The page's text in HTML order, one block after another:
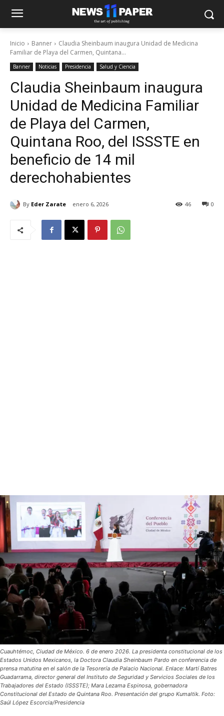
Inicio Banner
Claudia Sheinbaum inaugura Unidad de Medicina
Familiar de Playa del Carmen, Quintana...
Banner Noticias Presidencia Salud y Ciencia
Claudia Sheinbaum inaugura
Unidad de Medicina Familiar
de Playa del Carmen,
Quintana Roo, del ISSSTE en
beneficio de 14 mil
derechohabientes
By Eder Zarate enero 6, 2026 0
46
Cuauhtémoc, Ciudad de México. 6 de enero 2026. La presidenta constitucional de los
Estados Unidos Mexicanos, la Doctora Claudia Sheinbaum Pardo en conferencia de
prensa matutina en el salón de la Tesorería de Palacio Nacional. Enlace: Martí Batres
Guadarrama, director general del Instituto de Seguridad y Servicios Sociales de los
Trabajadores del Estado (ISSSTE); Mara Lezama Espinosa, gobernadora
Constitucional del Estado de Quintana Roo. Presentación del grupo Kumaltik. Foto:
Saúl López Escorcia/Presidencia